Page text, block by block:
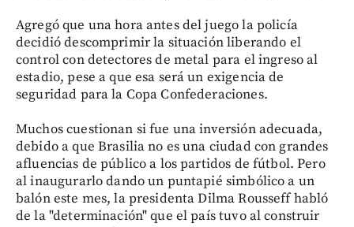
Agregó que una hora antes del juego la policía
decidió descomprimir la situación liberando el
control con detectores de metal para el ingreso al
estadio, pese a que esa será un exigencia de
seguridad para la Copa Confederaciones.
Muchos cuestionan si fue una inversión adecuada,
debido a que Brasilia no es una ciudad con grandes
afluencias de público a los partidos de fútbol. Pero
al inaugurarlo dando un puntapié simbólico a un
balón este mes, la presidenta Dilma Rousseff habló
de la "determinación" que el país tuvo al construir